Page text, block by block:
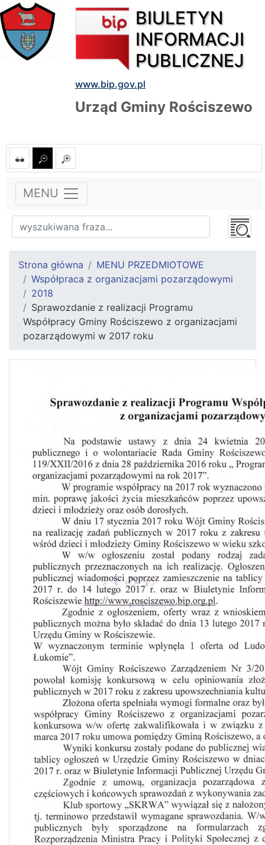
BIULETYN
INFORMACJI
PUBLICZNEJ
www.bip.gov.pl
Urząd Gminy Rościszewo
MENU
Strona główna
MENU PRZEDMIOTOWE
Współpraca z organizacjami pozarządowymi
2018
Sprawozdanie z realizacji Programu
Współpracy Gminy Rościszewo z organizacjami
pozarządowymi w 2017 roku